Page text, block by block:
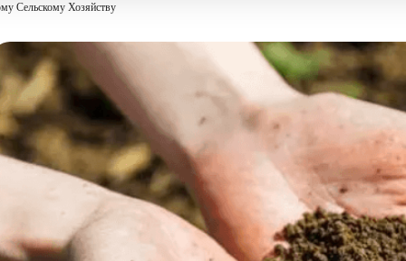
Сельскому Хозяйству